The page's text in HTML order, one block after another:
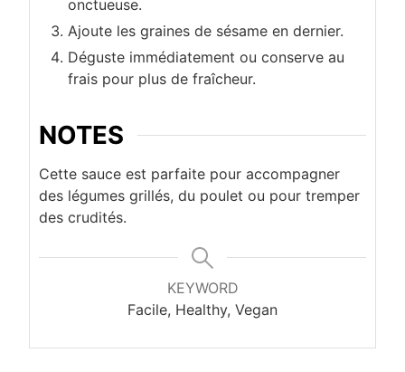
onctueuse.
Ajoute les graines de sésame en dernier.
Déguste immédiatement ou conserve au
frais pour plus de fraîcheur.
NOTES
Cette sauce est parfaite pour accompagner
des légumes grillés, du poulet ou pour tremper
des crudités.
KEYWORD
Facile, Healthy, Vegan